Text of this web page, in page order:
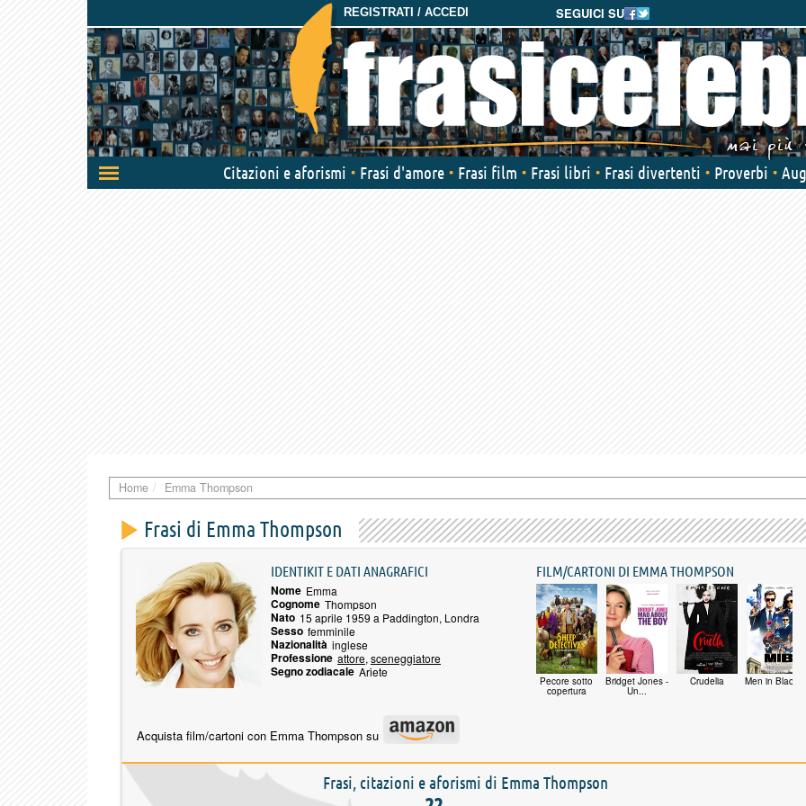
SEGUICI SU
REGISTRATI / ACCEDI
Attiva/disattiva
navigazione
Citazioni e aforismi Frasi d'amore Frasi film Frasi libri Frasi divertenti Proverbi
Home Emma Thompson
Frasi di Emma Thompson
IDENTIKIT E DATI ANAGRAFICI
Nome Emma
Cognome Thompson
Nato 15 aprile 1959 a Paddington, Londra
Sesso femminile
Nazionalità inglese
Professione attore, sceneggiatore
Segno zodiacale Ariete
FILM/CARTONI DI EMMA THOMPSON
Pecore sotto
copertura
Bridget Jones -
Un...
Crudelia Men in Black:...
Acquista film/cartoni con Emma Thompson su
Frasi, citazioni e aforismi di Emma Thompson